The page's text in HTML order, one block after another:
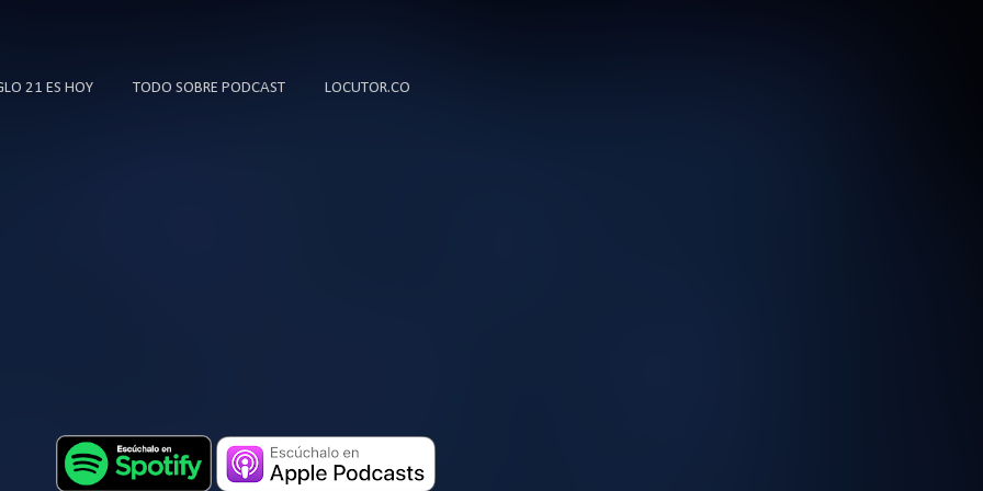
21 ES HOY TODO SOBRE PODCAST LOCUTOR.CO